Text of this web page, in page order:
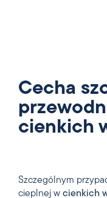
Cecha
cienkich
Szczególnym
cieplnej w cienkich